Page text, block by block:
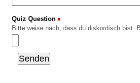
Quiz Question
Bitte weise nach, dass du diskordisch bist.